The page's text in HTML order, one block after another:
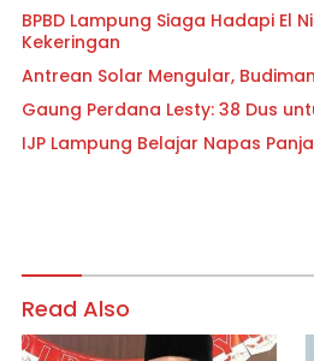
BPBD Lampung Siaga Hadapi El
Kekeringan
Antrean Solar Mengular,
Gaung Perdana Lesty: 38 Dus
IJP Lampung Belajar Napas
Read Also